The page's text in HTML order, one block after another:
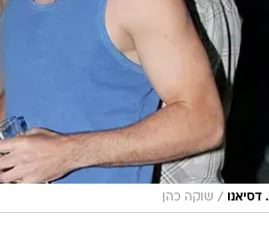
/ שוקה כהן